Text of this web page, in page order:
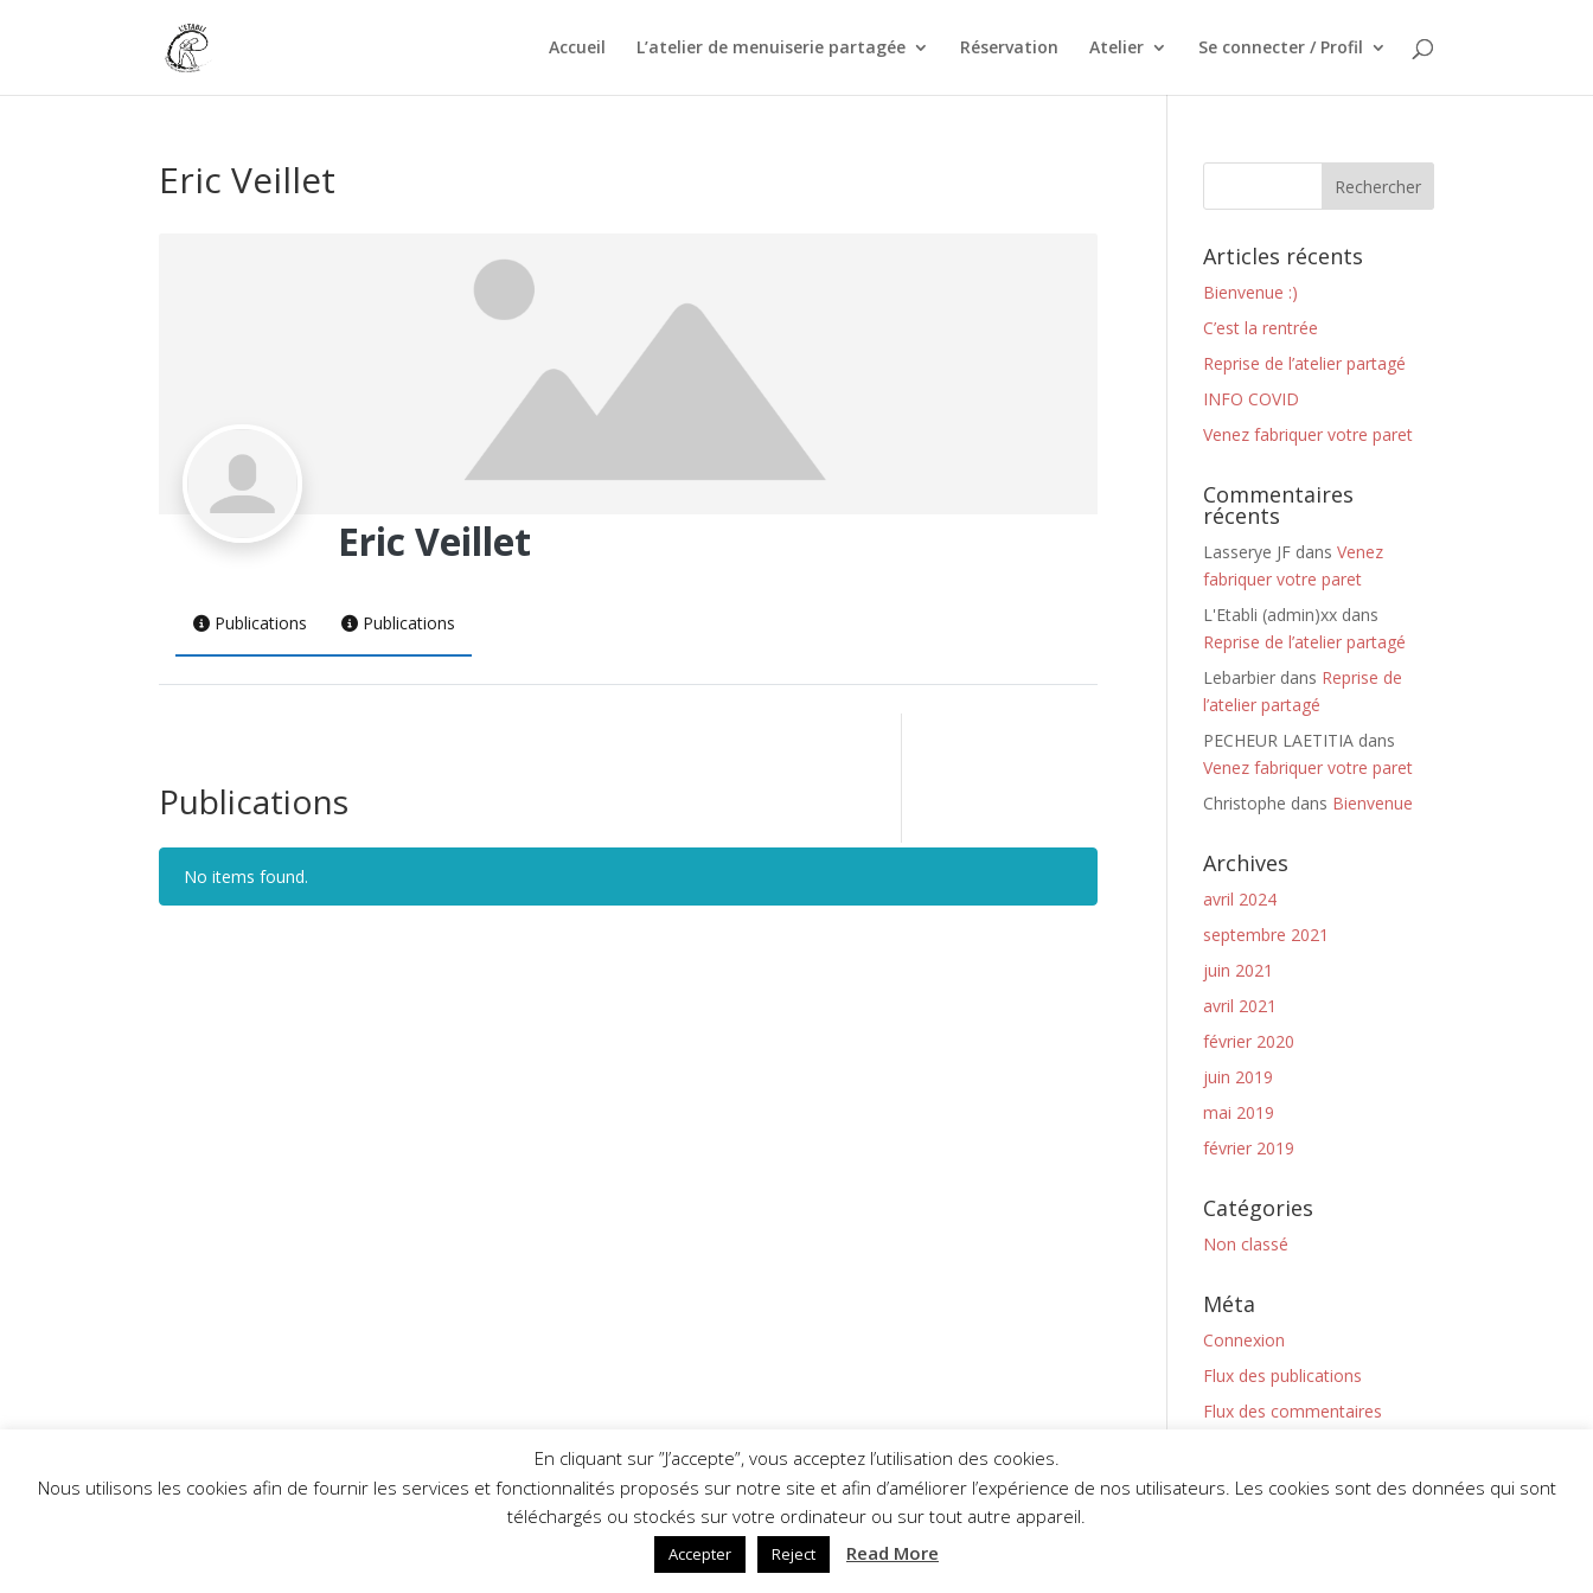
Accueil L’atelier de menuiserie partagée Réservation Atelier Se connecter / Profil
Eric Veillet
Eric Veillet
Publications Publications
Publications
No items found.
Articles récents
Bienvenue :)
C’est la rentrée
Reprise de l’atelier partagé
INFO COVID
Venez fabriquer votre paret
Commentaires
récents
Lasserye JF dansVenez
fabriquer votre paret
L'Etabli (admin)xx dans
Reprise de l’atelier partagé
Lebarbier dans Reprise de
l’atelier partagé
PECHEUR LAETITIA dans
Venez fabriquer votre paret
Christophe dans Bienvenue
Archives
avril 2024
septembre 2021
juin 2021
avril 2021
février 2020
juin 2019
mai 2019
février 2019
Catégories
Non classé
Méta
Connexion
Flux des publications
Flux des commentaires
En cliquant sur ”J’accepte”, vous acceptez l’utilisation des cookies.
Nous utilisons les cookies afin de fournir les services et fonctionnalités proposés sur notre site et afin d’améliorer l’expérience de nos utilisateurs. Les cookies sont des données qui sont
téléchargés ou stockés sur votre ordinateur ou sur tout autre appareil.
Accepter Reject Read More